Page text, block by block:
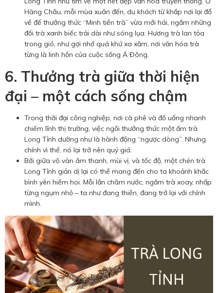
Hàng Châu, mỗi mùa xuân đến, du khách từ khắp nơi lại đổ
về để thưởng thức “Minh tiền trà” vừa mới hái, ngắm những
đồi trà xanh biếc trải dài như sóng lụa. Hương trà lan tỏa
trong gió, như gợi nhớ quá khứ xa xăm, nơi văn hóa trà
từng là linh hồn của cuộc sống Á Đông.
6. Thưởng trà giữa thời hiện
đại – một cách sống chậm
Trong thời đại công nghiệp, nơi cà phê và đồ uống nhanh
chiếm lĩnh thị trường, việc ngồi thưởng thức một ấm trà
Long Tỉnh dường như là hành động “ngược dòng”. Nhưng
chính vì thế, nó lại trở nên quý giá.
Bởi giữa vô vàn âm thanh, mùi vị, và tốc độ, một chén trà
Long Tỉnh giản dị lại có thể mang đến cho ta khoảnh khắc
bình yên hiếm hoi. Mỗi lần châm nước, ngắm trà xoay, nhấp
từng ngụm nhỏ – ta như đang thiền, đang trở lại với chính
mình.